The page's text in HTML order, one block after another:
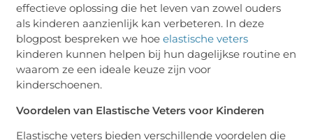
effectieve oplossing die het leven van zowel ouders
als kinderen aanzienlijk kan verbeteren. In deze
blogpost bespreken we hoeelastische veters
kinderen kunnen helpen bij hun dagelijkse routine en
waarom ze een ideale keuze zijn voor
kinderschoenen.
Voordelen van Elastische Veters voor Kinderen
Elastische veters bieden verschillende voordelen die